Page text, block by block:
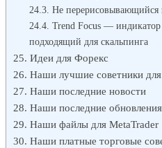
Не перерисовывающийся
Trend Focus — индикатор
подходящий для скальпинга
Идеи для Форекс
Наши лучшие советники
Наши последние новости
Наши последние обновления
Наши файлы для MetaTrader
Наши платные торговые